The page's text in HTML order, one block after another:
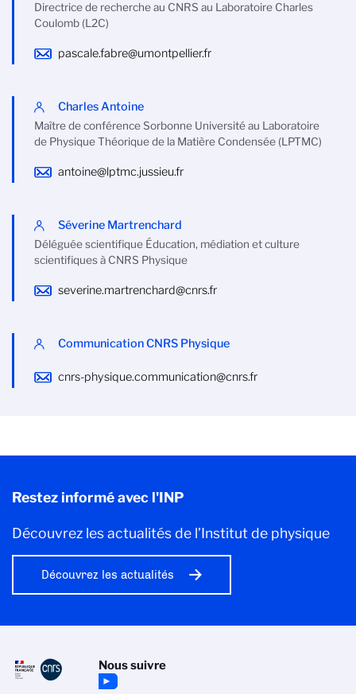
Directrice de recherche au CNRS au Laboratoire Charles
Coulomb (L2C)
pascale.fabre@umontpellier.fr
Charles Antoine
Maître de conférence Sorbonne Université au Laboratoire
de Physique Théorique de la Matière Condensée (LPTMC)
antoine@lptmc.jussieu.fr
Séverine Martrenchard
Déléguée scientifique Éducation, médiation et culture
scientifiques à CNRS Physique
severine.martrenchard@cnrs.fr
Communication CNRS Physique
cnrs-physique.communication@cnrs.fr
Restez informé avec l'INP
Découvrez les actualités de l’Institut de physique
Découvrez les actualités
Nous suivre